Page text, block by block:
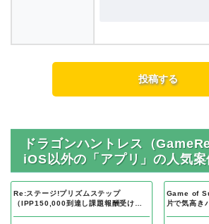
ドラゴンハントレス（
iOS以外の「アプリ」の人気案
Re:ステージ!プリズムステップ
（IPP150,000到達し課題報酬受け取
Game of
片で気高き